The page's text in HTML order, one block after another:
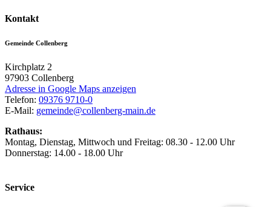
Kontakt
Gemeinde Collenberg
Kirchplatz 2
97903 Collenberg
Adresse in Google Maps anzeigen
Telefon: 09376 9710-0
E-Mail: gemeinde@collenberg-main.de
Rathaus:
Montag, Dienstag, Mittwoch und Freitag: 08.30 - 12.00 Uhr
Donnerstag: 14.00 - 18.00 Uhr
Service